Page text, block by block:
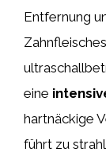
Entfernung
eine
hartnäckige
führt zu